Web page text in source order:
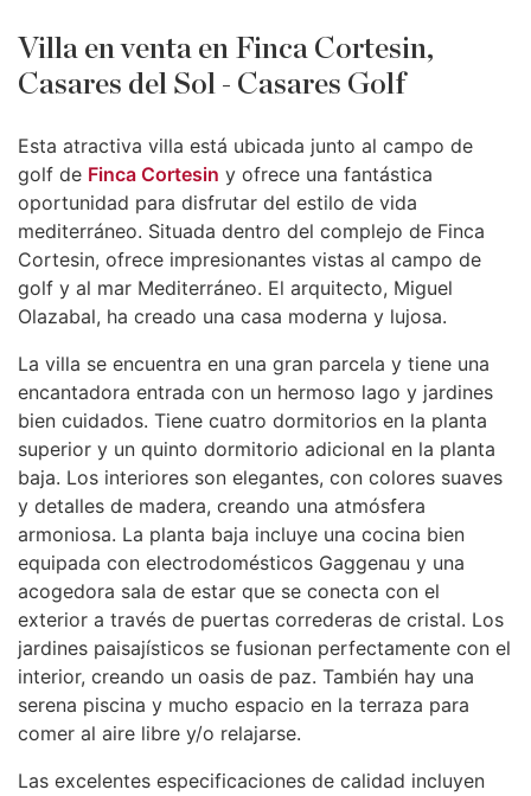
Villa en venta en Finca Cortesin,
Casares del Sol - Casares Golf
Esta atractiva villa está ubicada junto al campo de
golf de Finca Cortesin y ofrece una fantástica
oportunidad para disfrutar del estilo de vida
mediterráneo. Situada dentro del complejo de Finca
Cortesin, ofrece impresionantes vistas al campo de
golf y al mar Mediterráneo. El arquitecto, Miguel
Olazabal, ha creado una casa moderna y lujosa.
La villa se encuentra en una gran parcela y tiene una
encantadora entrada con un hermoso lago y jardines
bien cuidados. Tiene cuatro dormitorios en la planta
superior y un quinto dormitorio adicional en la planta
baja. Los interiores son elegantes, con colores suaves
y detalles de madera, creando una atmósfera
armoniosa. La planta baja incluye una cocina bien
equipada con electrodomésticos Gaggenau y una
acogedora sala de estar que se conecta con el
exterior a través de puertas correderas de cristal. Los
jardines paisajísticos se fusionan perfectamente con el
interior, creando un oasis de paz. También hay una
serena piscina y mucho espacio en la terraza para
comer al aire libre y/o relajarse.
Las excelentes especificaciones de calidad incluyen